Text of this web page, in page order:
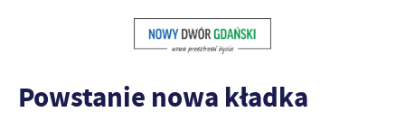
Powstanie nowa kładka